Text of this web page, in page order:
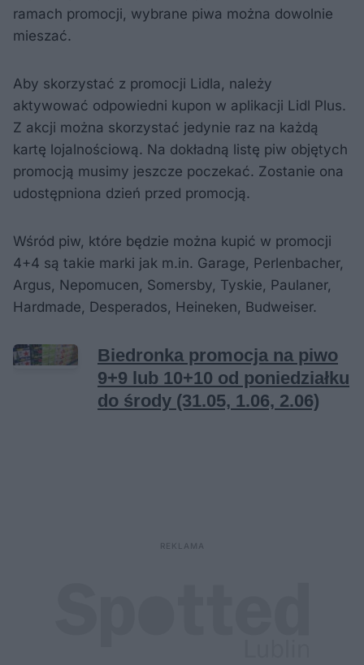
ramach promocji, wybrane piwa można dowolnie
mieszać.
Aby skorzystać z promocji Lidla, należy
aktywować odpowiedni kupon w aplikacji Lidl Plus.
Z akcji można skorzystać jedynie raz na każdą
kartę lojalnościową. Na dokładną listę piw objętych
promocją musimy jeszcze poczekać. Zostanie ona
udostępniona dzień przed promocją.
Wśród piw, które będzie można kupić w promocji
4+4 są takie marki jak m.in. Garage, Perlenbacher,
Argus, Nepomucen, Somersby, Tyskie, Paulaner,
Hardmade, Desperados, Heineken, Budweiser.